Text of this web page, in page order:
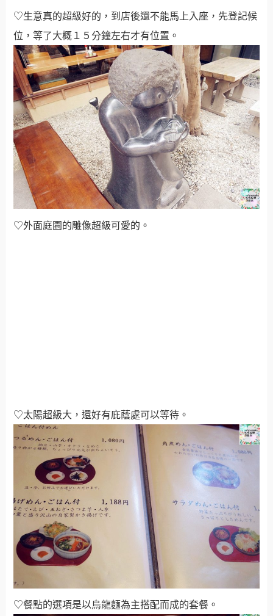
♡生意真的超級好的，到店後還不能馬上入座，先登記候
位，等了大概１５分鐘左右才有位置。
♡外面庭園的雕像超級可愛的。
♡太陽超級大，還好有庇蔭處可以等待。
♡餐點的選項是以烏龍麵為主搭配而成的套餐。